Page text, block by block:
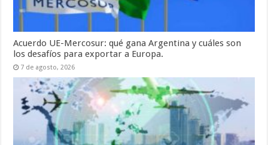
Acuerdo UE-Mercosur: qué gana Argentina y cuáles son
los desafíos para exportar a Europa.
7 de agosto, 2026